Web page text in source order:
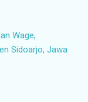
Wage,
Sidoarjo, Jawa